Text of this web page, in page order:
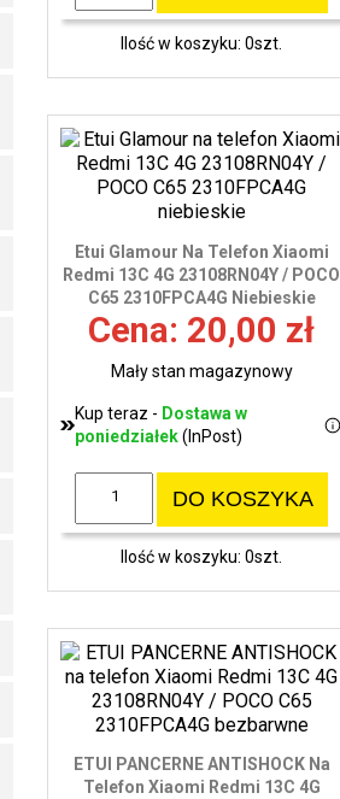
Ilość w koszyku: 0szt.
Etui Glamour Na Telefon Xiaomi
Redmi 13C 4G 23108RN04Y / POCO
C65 2310FPCA4G Niebieskie
Cena: 20,00 zł
Mały stan magazynowy
Kup teraz - Dostawa w
poniedziałek(InPost)
DO KOSZYKA
Ilość w koszyku: 0szt.
ETUI PANCERNE ANTISHOCK Na
Telefon Xiaomi Redmi 13C 4G